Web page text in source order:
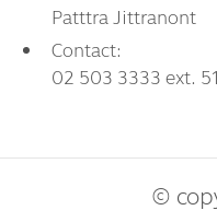
Patttra Jittranont
Contact:
02 503 3333 ext.
©